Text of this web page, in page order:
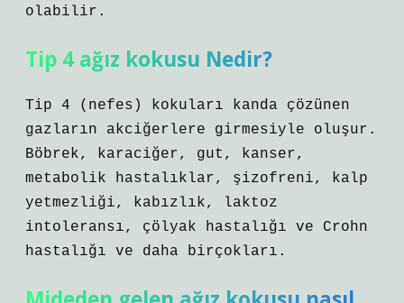
olabilir.
Tip 4 ağız kokusu Nedir?
Tip 4 (nefes) kokuları kanda çözünen
gazların akciğerlere girmesiyle oluşur.
Böbrek, karaciğer, gut, kanser,
metabolik hastalıklar, şizofreni, kalp
yetmezliği, kabızlık, laktoz
intoleransı, çölyak hastalığı ve Crohn
hastalığı ve daha birçokları.